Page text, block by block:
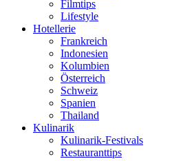
Filmtips
Lifestyle
Hotellerie
Frankreich
Indonesien
Kolumbien
Österreich
Schweiz
Spanien
Thailand
Kulinarik
Kulinarik-Festivals
Restauranttips